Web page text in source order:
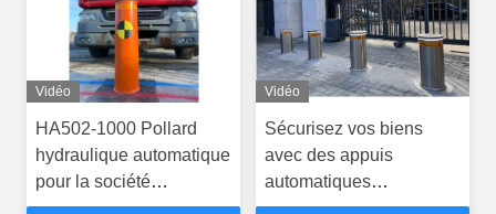
Vidéo
HA502-1000 Pollard
hydraulique automatique
pour la société
ZhuoAoShiPeng
Vidéo
Sécurisez vos biens
avec des appuis
automatiques
400*H1150mm